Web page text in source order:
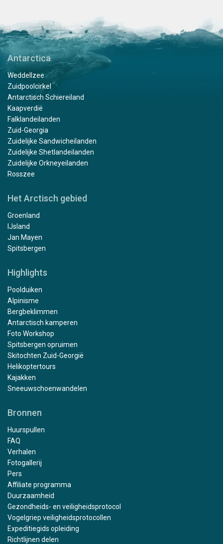
Antarctica
Weddellzee
Zuidpoolcirkel
Antarctisch Schiereiland
Kaapverdië
Falklandeilanden
Zuid-Georgia
Zuidelijke Sandwicheilanden
Zuidelijke Shetlandeilanden
Zuidelijke Orkneyeilanden
Rosszee
Het Arctisch gebied
Groenland
IJsland
Jan Mayen
Spitsbergen
Highlights
Poolduiken
Alpinisme
Bergbeklimmen
Antarctisch kamperen
Foto Workshop
Spitsbergen opruimen
Skitochten Zuid-Georgië
Helikoptertours
Kajakken
Sneeuwschoenwandelen
Bronnen
Huurspullen
FAQ
Verhalen
Fotogallerij
Pers
Affiliate programma
Duurzaamheid
Gezondheids- en veiligheidsprotocol
Vogelgriep veiligheidsprotocollen
Expeditiegids opleiding
Richtlijnen delen